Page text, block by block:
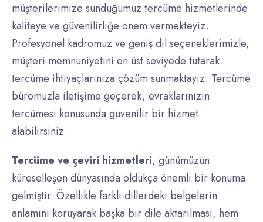
müşterilerimize sunduğumuz tercüme hizmetlerinde
kaliteye ve güvenilirliğe önem vermekteyiz.
Profesyonel kadromuz ve geniş dil seçeneklerimizle,
müşteri memnuniyetini en üst seviyede tutarak
tercüme ihtiyaçlarınıza çözüm sunmaktayız. Tercüme
büromuzla iletişime geçerek, evraklarınızın
tercümesi konusunda güvenilir bir hizmet
alabilirsiniz.
Tercüme ve çeviri hizmetleri, günümüzün
küreselleşen dünyasında oldukça önemli bir konuma
gelmiştir. Özellikle farklı dillerdeki belgelerin
anlamını koruyarak başka bir dile aktarılması, hem